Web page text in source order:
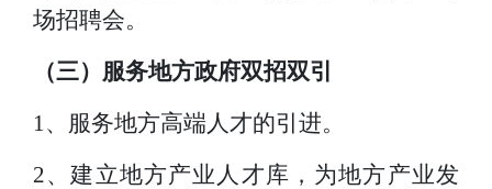
场招聘会。
（三）服务地方政府双招双引
1、服务地方高端人才的引进。
2、建立地方产业人才库，为地方产业发